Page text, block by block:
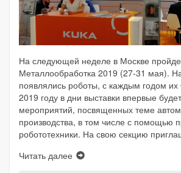
На следующей неделе в Москве
Металлообработка 2019 (27-31 мая).
появлялись роботы, с каждым годом
2019 году в дни выставки впервые
мероприятий, посвященных теме
производства, в том числе с помощью
робототехники. На свою секцию
Читать далее